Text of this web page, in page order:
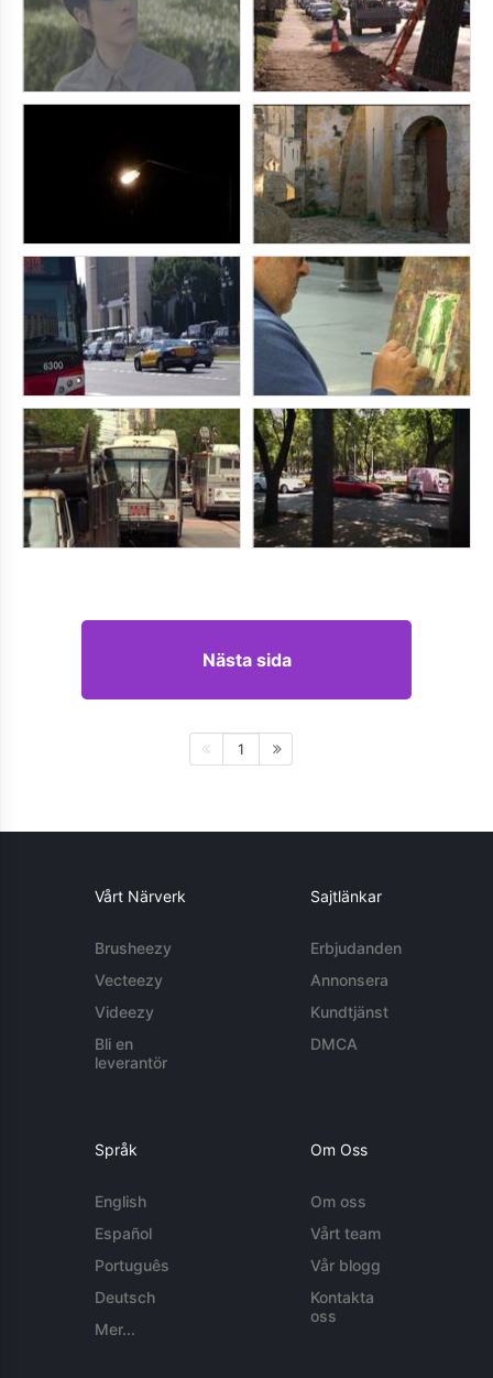
Nästa sida
1
Vårt Närverk
Brusheezy
Vecteezy
Videezy
Bli en
leverantör
Sajtlänkar
Erbjudanden
Annonsera
Kundtjänst
DMCA
Språk
English
Español
Português
Deutsch
Mer...
Om Oss
Om oss
Vårt team
Vår blogg
Kontakta
oss